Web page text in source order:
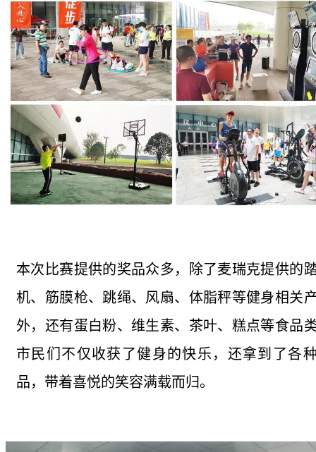
本次比赛提供的奖品众多，除了麦瑞克提供的
机、筋膜枪、跳绳、风扇、体脂秤等健身相关
外，还有蛋白粉、维生素、茶叶、糕点等食品
市民们不仅收获了健身的快乐，还拿到了各
品，带着喜悦的笑容满载而归。